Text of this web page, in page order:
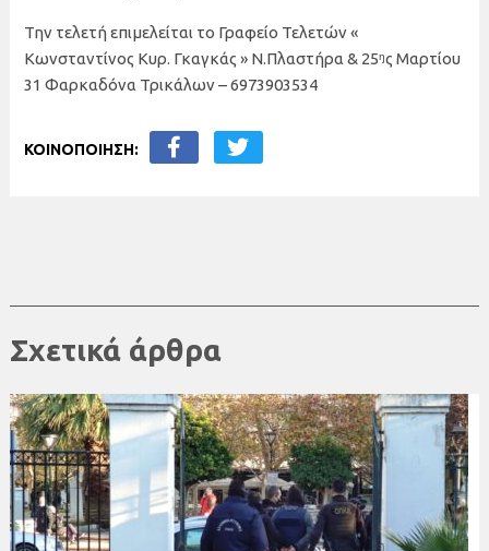
Την τελετή επιμελείται το Γραφείο Τελετών «
Κωνσταντίνος Κυρ. Γκαγκάς » Ν.Πλαστήρα & 25ᵑς Μαρτίου
31 Φαρκαδόνα Τρικάλων – 6973903534
ΚΟΙΝΟΠΟΙΗΣΗ:
Σχετικά άρθρα